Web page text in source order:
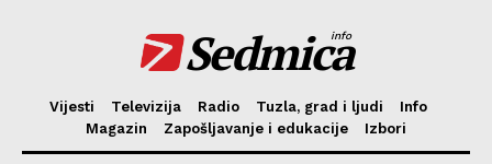
Sedmica
info
Vijesti Televizija Radio Tuzla, grad i ljudi
Info
Magazin
Zapošljavanje i edukacije Izbori